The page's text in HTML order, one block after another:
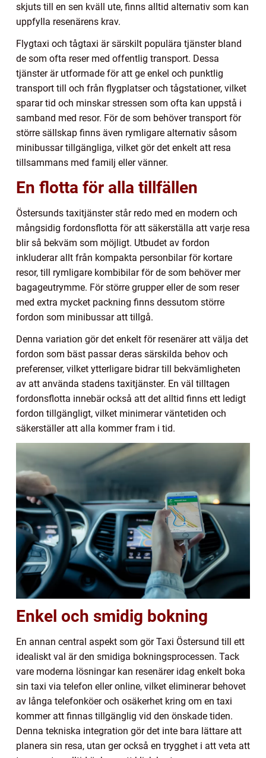
skjuts till en sen kväll ute, finns alltid alternativ som kan
uppfylla resenärens krav.
Flygtaxi och tågtaxi är särskilt populära tjänster bland
de som ofta reser med offentlig transport. Dessa
tjänster är utformade för att ge enkel och punktlig
transport till och från flygplatser och tågstationer, vilket
sparar tid och minskar stressen som ofta kan uppstå i
samband med resor. För de som behöver transport för
större sällskap finns även rymligare alternativ såsom
minibussar tillgängliga, vilket gör det enkelt att resa
tillsammans med familj eller vänner.
En flotta för alla tillfällen
Östersunds taxitjänster står redo med en modern och
mångsidig fordonsflotta för att säkerställa att varje resa
blir så bekväm som möjligt. Utbudet av fordon
inkluderar allt från kompakta personbilar för kortare
resor, till rymligare kombibilar för de som behöver mer
bagageutrymme. För större grupper eller de som reser
med extra mycket packning finns dessutom större
fordon som minibussar att tillgå.
Denna variation gör det enkelt för resenärer att välja det
fordon som bäst passar deras särskilda behov och
preferenser, vilket ytterligare bidrar till bekvämligheten
av att använda stadens taxitjänster. En väl tilltagen
fordonsflotta innebär också att det alltid finns ett ledigt
fordon tillgängligt, vilket minimerar väntetiden och
säkerställer att alla kommer fram i tid.
Enkel och smidig bokning
En annan central aspekt som gör Taxi Östersund till ett
idealiskt val är den smidiga bokningsprocessen. Tack
vare moderna lösningar kan resenärer idag enkelt boka
sin taxi via telefon eller online, vilket eliminerar behovet
av långa telefonköer och osäkerhet kring om en taxi
kommer att finnas tillgänglig vid den önskade tiden.
Denna tekniska integration gör det inte bara lättare att
planera sin resa, utan ger också en trygghet i att veta att